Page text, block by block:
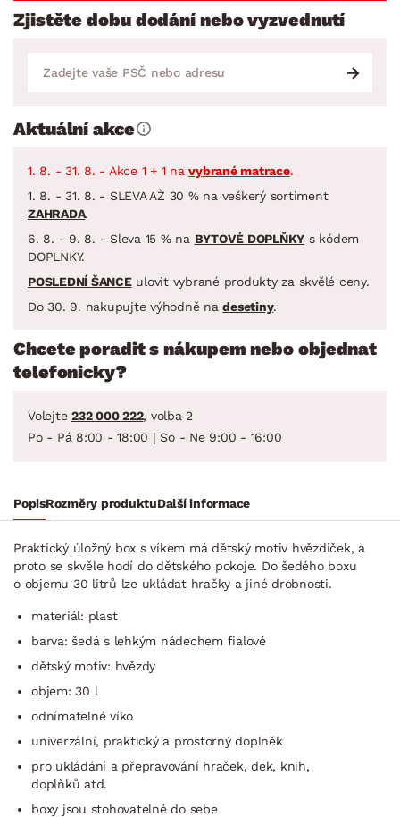
Zjistěte dobu dodání nebo vyzvednutí
Aktuální akce
1. 8. - 31. 8. - Akce 1 + 1 navybrané matrace.
1. 8. - 31. 8. - SLEVA AŽ 30 % na veškerý sortiment
ZAHRADA.
6. 8. - 9. 8. - Sleva 15 % na BYTOVÉ DOPLŇKY s kódem
DOPLNKY.
POSLEDNÍ ŠANCEulovit vybrané produkty za skvělé ceny.
Do 30. 9. nakupujte výhodně nadesetiny.
Chcete poradit s nákupem nebo objednat
telefonicky?
Volejte 232 000 222, volba 2
Po - Pá 8:00 - 18:00 | So - Ne 9:00 - 16:00
PopisRozměry produktuDalší informace
Praktický úložný box s víkem má dětský motiv hvězdiček, a
proto se skvěle hodí do dětského pokoje. Do šedého boxu
o objemu 30 litrů lze ukládat hračky a jiné drobnosti.
materiál: plast
barva: šedá s lehkým nádechem fialové
dětský motiv: hvězdy
objem: 30 l
odnímatelné víko
univerzální, praktický a prostorný doplněk
pro ukládání a přepravování hraček, dek, knih,
doplňků atd.
boxy jsou stohovatelné do sebe